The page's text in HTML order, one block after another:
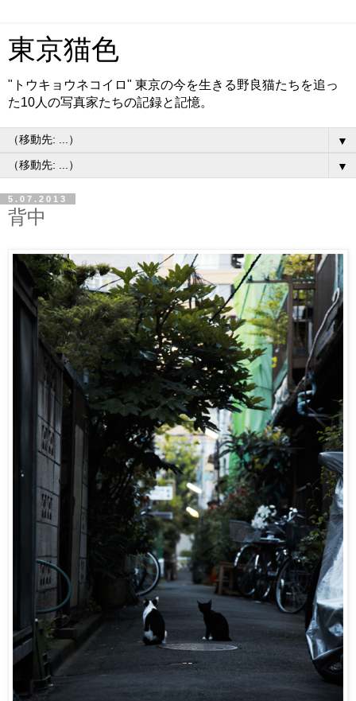
東京猫色
"トウキョウネコイロ" 東京の今を生きる野良猫たちを追っ
た10人の写真家たちの記録と記憶。
▼
▼
5.07.2013
背中